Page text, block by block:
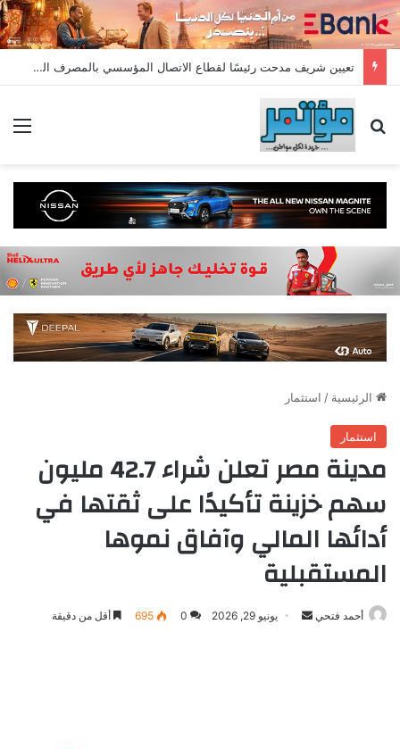
تعيين شريف مدحت رئيسًا لقطاع الاتصال المؤسسي بالمصرف المتحد بخبرة تمتد لأكثر من 18 عامًا
بحث عن
الرئيسية / استثمار
استثمار
مدينة مصر تعلن شراء 42.7 مليون
سهم خزينة تأكيدًا على ثقتها في
أدائها المالي وآفاق نموها
المستقبلية
أحمد فتحي
أرسل يونيو 29, 2026 0
695 أقل من دقيقة